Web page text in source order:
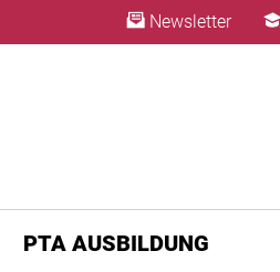
Newsletter
PTA AUSBILDUNG